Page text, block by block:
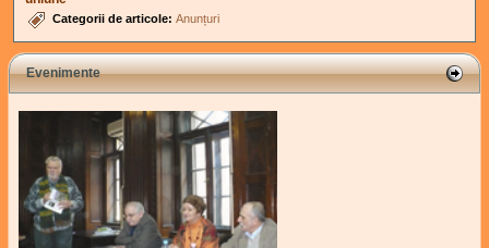
Categorii de articole:Anunțuri
Evenimente